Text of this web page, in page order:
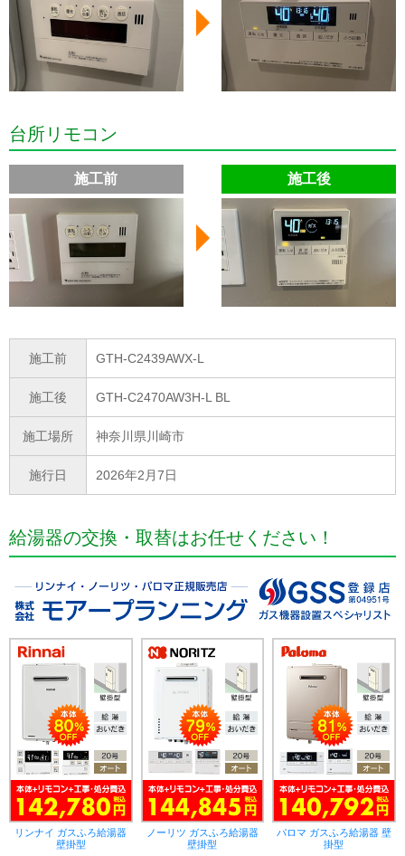
台所リモコン
施工前 施工後
施工前 GTH-C2439AWX-L
施工後 GTH-C2470AW3H-L BL
施工場所 神奈川県川崎市
施行日 2026年2月7日
給湯器の交換・取替はお任せください！
リンナイ ガスふろ給湯器
壁掛型
ノーリツ ガスふろ給湯器
壁掛型
パロマ ガスふろ給湯器 壁
掛型